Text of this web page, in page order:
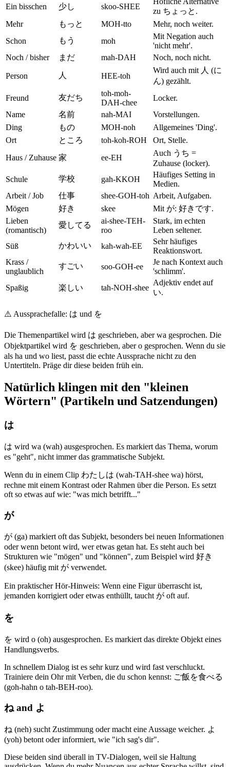
Ein bisschen
少し skoo-SHEE
zu ちょっと.
Mehr
もっと MOH-tto
Mehr, noch weiter.
Schon
もう moh
Mit Negation auch
'nicht mehr'.
Noch / bisher
まだ mah-DAH Noch, noch nicht.
Person 人 HEE-toh
Wird auch mit 人 (に
ん) gezählt.
Freund
友だち
toh-moh-
DAH-chee
Locker.
Name
名前 nah-MAI
Vorstellungen.
Ding
もの MOH-noh
Allgemeines 'Ding'.
Ort
ところ toh-koh-ROH
Ort, Stelle.
Haus / Zuhause 家 ee-EH
Auch うち =
Zuhause (locker).
Schule
学校 gah-KKOH
Häufiges Setting in
Medien.
Arbeit / Job
仕事 shee-GOH-toh Arbeit, Aufgaben.
Mögen
好き skee
Mit が: 好きです.
Lieben
(romantisch)
愛してる
ai-shee-TEH-
roo
Stark, im echten
Leben seltener.
Süß
かわいい kah-wah-EE
Sehr häufiges
Reaktionswort.
Krass /
unglaublich
すごい soo-GOH-ee
Je nach Kontext auch
'schlimm'.
Spaßig
楽しい tah-NOH-shee
Adjektiv endet auf
い.
⚠️ Aussprachefalle: は und を
Die Themenpartikel wird は geschrieben, aber wa gesprochen. Die
Objektpartikel wird を geschrieben, aber o gesprochen. Wenn du sie
als ha und wo liest, passt die echte Aussprache nicht zu den
Untertiteln. Präge dir diese beiden früh ein.
Natürlich klingen mit den "kleinen
Wörtern" (Partikeln und Satzendungen)
は
は wird wa (wah) ausgesprochen. Es markiert das Thema, worum
es "geht", nicht immer das grammatische Subjekt.
Wenn du in einem Clip わたしは (wah-TAH-shee wa) hörst,
rechne mit einem Kontrast oder Rahmen über die Person. Es setzt
oft so etwas auf wie: "was mich betrifft..."
が
が (ga) markiert oft das Subjekt, besonders bei neuen Informationen
oder wenn betont wird, wer etwas getan hat. Es steht auch bei
Strukturen wie "mögen" und "können", zum Beispiel wird 好き
(skee) häufig mit が verwendet.
Ein praktischer Hör-Hinweis: Wenn eine Figur überrascht ist,
jemanden korrigiert oder etwas enthüllt, taucht が oft auf.
を
を wird o (oh) ausgesprochen. Es markiert das direkte Objekt eines
Handlungsverbs.
In schnellem Dialog ist es sehr kurz und wird fast verschluckt.
Trainiere dein Ohr mit Verben, die du schon kennst: ご飯を食べる
(goh-hahn o tah-BEH-roo).
ね and よ
ね (neh) sucht Zustimmung oder macht eine Aussage weicher. よ
(yoh) betont oder informiert, wie "ich sag's dir".
Diese beiden sind überall in TV-Dialogen, weil sie Haltung